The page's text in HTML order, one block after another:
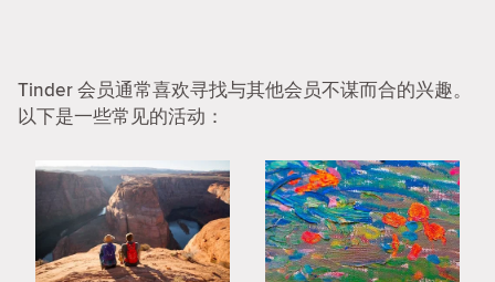
Tinder 会员通常喜欢寻找与其他会员不谋而合的兴趣。
以下是一些常见的活动：